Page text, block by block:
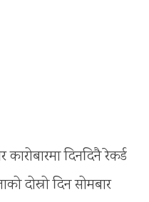
कारोबारमा दिनदिनै रेकर्ड
दोस्रो दिन सोमबार